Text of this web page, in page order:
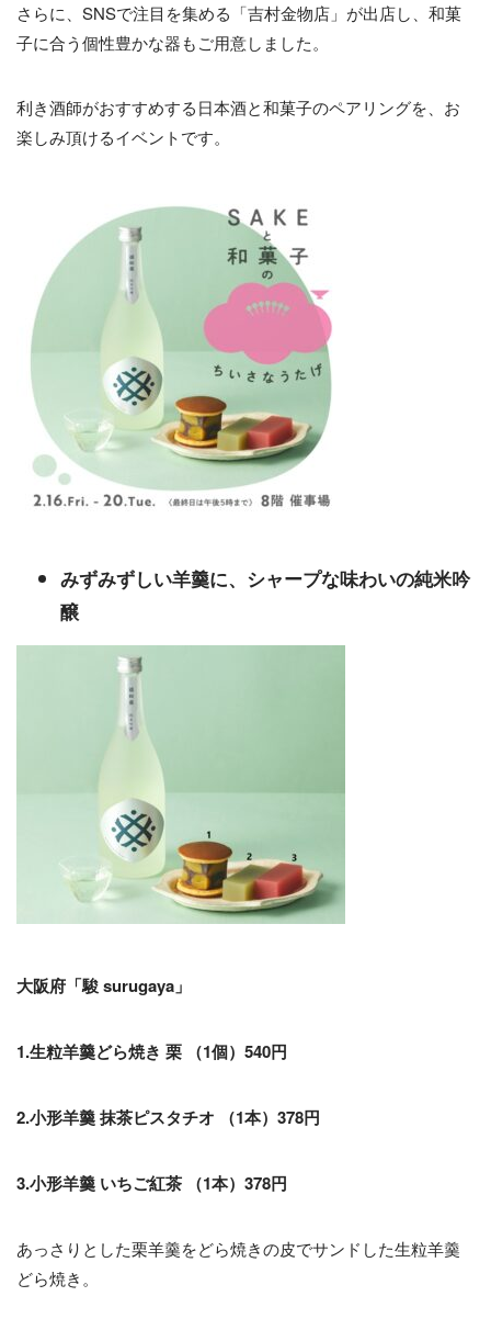
さらに、SNSで注目を集める「吉村金物店」が出店し、和菓
子に合う個性豊かな器もご用意しました。
利き酒師がおすすめする日本酒と和菓子のペアリングを、お
楽しみ頂けるイベントです。
みずみずしい羊羹に、シャープな味わいの純米吟
醸
大阪府「駿 surugaya」
1.生粒羊羹どら焼き 栗 （1個）540円
2.小形羊羹 抹茶ピスタチオ （1本）378円
3.小形羊羹 いちご紅茶 （1本）378円
あっさりとした栗羊羹をどら焼きの皮でサンドした生粒羊羹
どら焼き。